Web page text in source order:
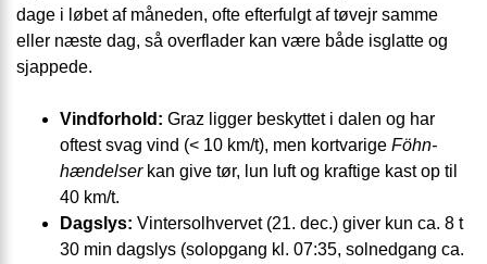
dage i løbet af måneden, ofte efterfulgt af tøvejr samme
eller næste dag, så overflader kan være både isglatte og
sjappede.
Vindforhold: Graz ligger beskyttet i dalen og har
oftest svag vind (< 10 km/t), men kortvarige Föhn-
hændelserkan give tør, lun luft og kraftige kast op til
40 km/t.
Dagslys: Vintersolhvervet (21. dec.) giver kun ca. 8 t
30 min dagslys (solopgang kl. 07:35, solnedgang ca.